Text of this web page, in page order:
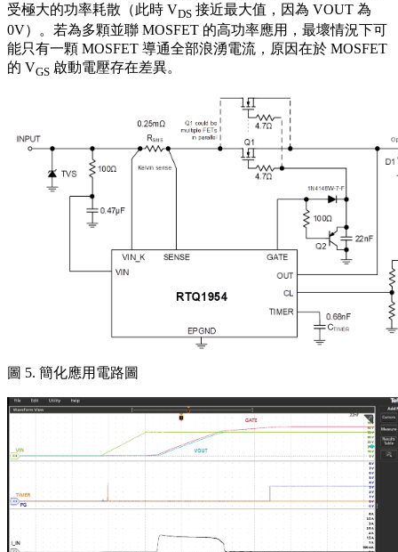
受極大的功率耗散（此時 VDS 接近最大值，因為 VOUT 為
0V）。若為多顆並聯 MOSFET 的高功率應用，最壞情況下可
能只有一顆 MOSFET 導通全部浪湧電流，原因在於 MOSFET
的 VGS 啟動電壓存在差異。
圖 5. 簡化應用電路圖